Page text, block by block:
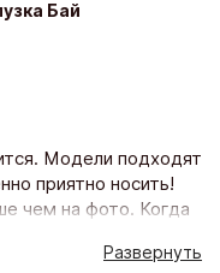
Бай
Модели подходят
приятно носить!
чем на фото. Когда
моему нет предела!
Развернуть